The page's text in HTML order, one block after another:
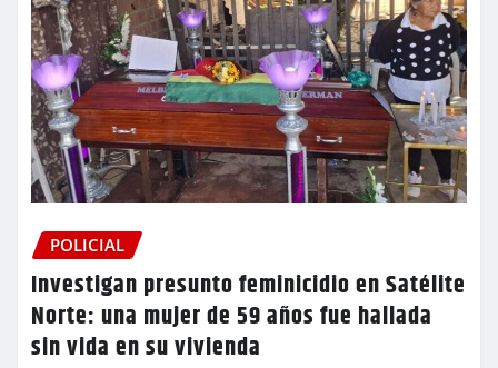
POLICIAL
Investigan presunto feminicidio en Satélite
Norte: una mujer de 59 años fue hallada
sin vida en su vivienda